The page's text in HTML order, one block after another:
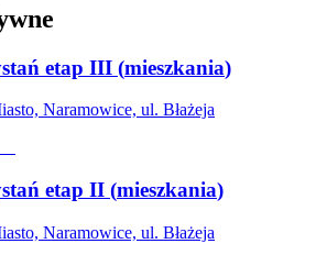
etap III (mieszkania)
Naramowice, ul. Błażeja
etap II (mieszkania)
Naramowice, ul. Błażeja